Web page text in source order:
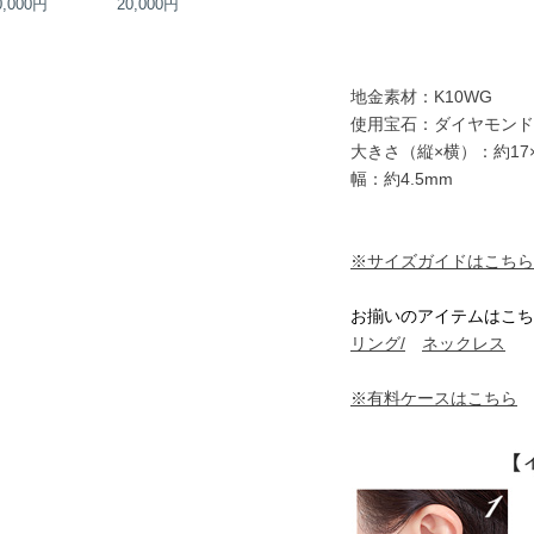
円 20,000円
地金素材：K10WG
使用宝石：ダイヤモンド
大きさ（縦×横）：約
幅：約4.5mm
※サイズガイドはこちら
お揃いのアイテムはこ
リング/
ネックレス
※有料ケースはこちら